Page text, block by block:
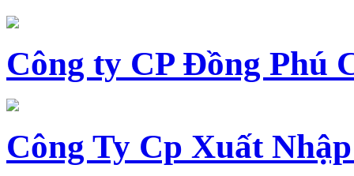
Công ty CP Đồng Phú
Công Ty Cp Xuất